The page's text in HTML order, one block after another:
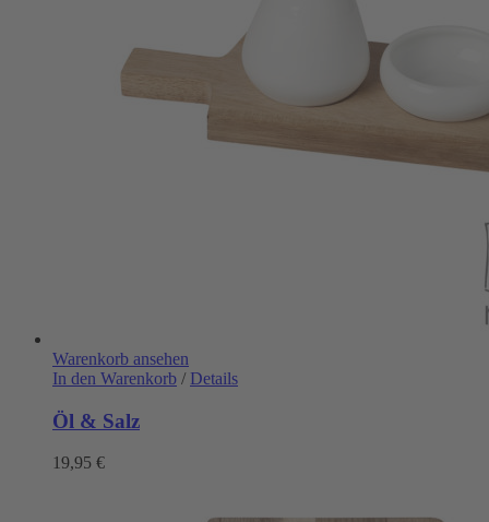
Warenkorb ansehen
In den Warenkorb / Details
Öl & Salz
19,95 €